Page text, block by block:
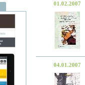
01.02.2007
04.01.2007